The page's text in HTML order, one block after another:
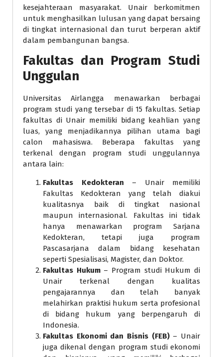
kesejahteraan masyarakat. Unair berkomitmen
untuk menghasilkan lulusan yang dapat bersaing
di tingkat internasional dan turut berperan aktif
dalam pembangunan bangsa.
Fakultas dan Program Studi
Unggulan
Universitas Airlangga menawarkan berbagai
program studi yang tersebar di 15 fakultas. Setiap
fakultas di Unair memiliki bidang keahlian yang
luas, yang menjadikannya pilihan utama bagi
calon mahasiswa. Beberapa fakultas yang
terkenal dengan program studi unggulannya
antara lain:
Fakultas Kedokteran – Unair memiliki
Fakultas Kedokteran yang telah diakui
kualitasnya baik di tingkat nasional
maupun internasional. Fakultas ini tidak
hanya menawarkan program Sarjana
Kedokteran, tetapi juga program
Pascasarjana dalam bidang kesehatan
seperti Spesialisasi, Magister, dan Doktor.
Fakultas Hukum– Program studi Hukum di
Unair terkenal dengan kualitas
pengajarannya dan telah banyak
melahirkan praktisi hukum serta profesional
di bidang hukum yang berpengaruh di
Indonesia.
Fakultas Ekonomi dan Bisnis (FEB)– Unair
juga dikenal dengan program studi ekonomi